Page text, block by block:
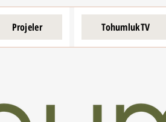
Projeler TohumlukTV